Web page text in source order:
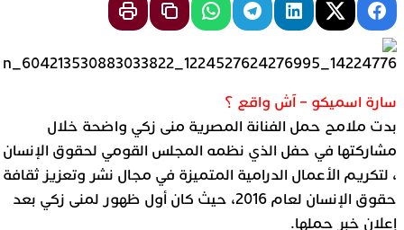
سارة اسميكو – آش واقع ؟
بدت ملامح حمل الفنانة المصرية منى زكي واضحة خلال
مشاركتها في حفل الذي نظمه المجلس القومي لحقوق الإنسان
، لتكريم الأعمال الدرامية المتميزة في مجال نشر وتعزيز ثقافة
حقوق الإنسان لعام 2016، حيث كان أول ظهور لمنى زكي بعد
إعلان خبر حملها.